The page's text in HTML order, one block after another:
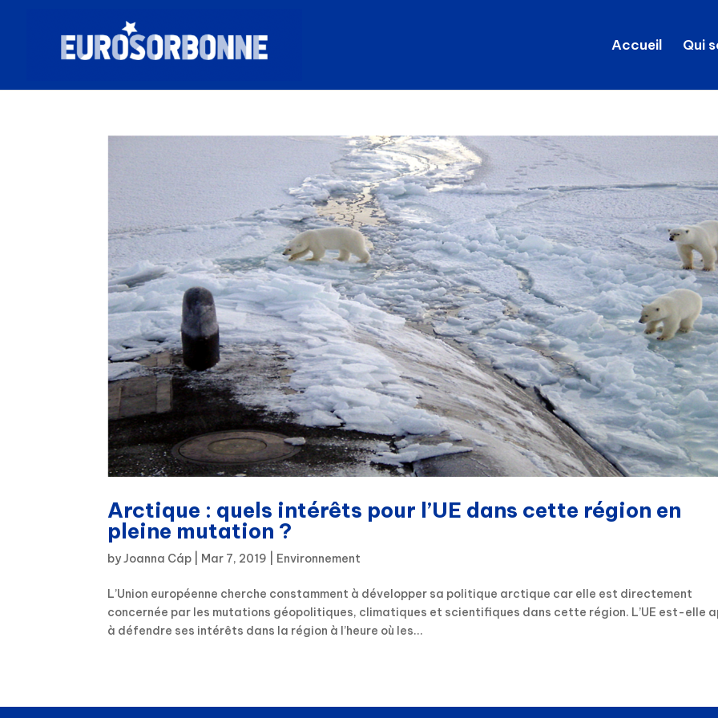
Accueil Qui
Arctique : quels intérêts pour l’UE dans cette région en
pleine mutation ?
byJoanna Cáp Mar 7, 2019 Environnement
L’Union européenne cherche constamment à développer sa politique arctique car elle est directement
concernée par les mutations géopolitiques, climatiques et scientifiques dans cette région. L’UE est-elle
à défendre ses intérêts dans la région à l’heure où les...